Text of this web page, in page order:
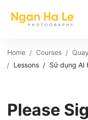
Home Courses
Lessons
Sử dụng AI
Please